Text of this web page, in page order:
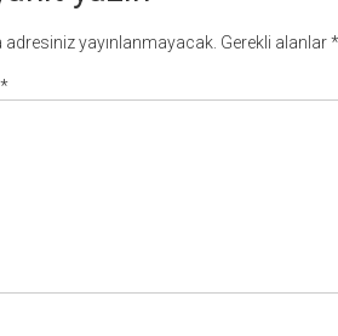
adresiniz yayınlanmayacak. Gerekli alanlar*
*